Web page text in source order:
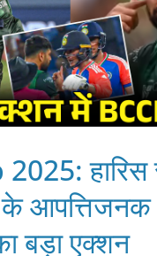
2025:
के
बड़ा एक्शन